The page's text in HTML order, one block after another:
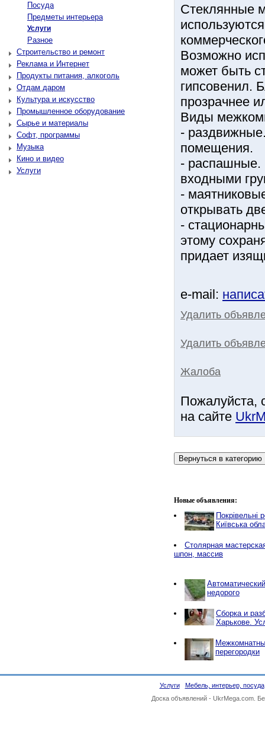
Посуда
Предметы интерьера
Услуги
Разное
Строительство и ремонт
Реклама и Интернет
Продукты питания, алкоголь
Отдам даром
Культура и искусство
Промышленное оборудование
Сырье и материалы
Софт, программы
Музыка
Кино и видео
Услуги
Стеклянные
Возможно
может быть
гипсовенил.
прозрачнее
Виды
-
помещения.
- распашные.
входными
-
открывать
-
этому
придает
e-mail:
Удалить
Удалить
Жалоба
Пожалуйста,
на сайте
Новые объявления:
Покрівельні
Київська
Столярная
шпон, массив
недорого
Сборка и
Харькове.
перегородки
Услуги
Мебель, интерьер, посуда
Доска объявлений - UkrMega.com.